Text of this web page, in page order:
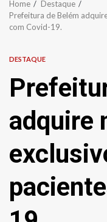
Home
Destaque
Prefeitura de Belém
com Covid-19.
DESTAQUE
adquire